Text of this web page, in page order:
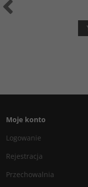
Moje konto
Logowanie
Rejestracja
Przechowalnia